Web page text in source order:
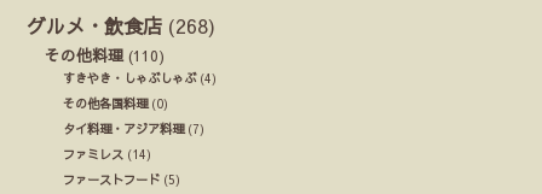
グルメ・飲食店 (268)
その他料理 (110)
すきやき・しゃぶしゃぶ(4)
その他各国料理(0)
タイ料理・アジア料理(7)
ファミレス (14)
ファーストフード (5)